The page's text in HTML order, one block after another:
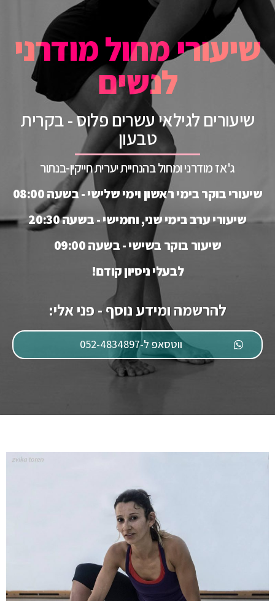
שיעורי מחול מודרני
לנשים
שיעורים לגילאי עשרים פלוס - בקרית
טבעון
ג'אז מודרני ומחול בהנחיית יערית חייקין-בנתור
שיעורי בוקר בימי ראשון וימי שלישי - בשעה 08:00
שיעורי ערב בימי שני, וחמישי - בשעה 20:30
שיעור בוקר בשישי - בשעה 09:00
לבעלי ניסיון קודם!
להרשמה ומידע נוסף - פני אלי:
ווטסאפ ל-052-4834897